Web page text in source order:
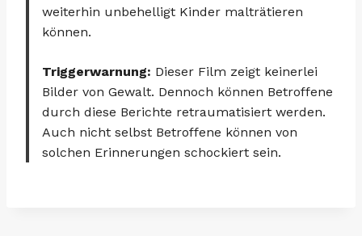
weiterhin unbehelligt Kinder malträtieren
können.
Triggerwarnung: Dieser Film zeigt keinerlei
Bilder von Gewalt. Dennoch können Betroffene
durch diese Berichte retraumatisiert werden.
Auch nicht selbst Betroffene können von
solchen Erinnerungen schockiert sein.